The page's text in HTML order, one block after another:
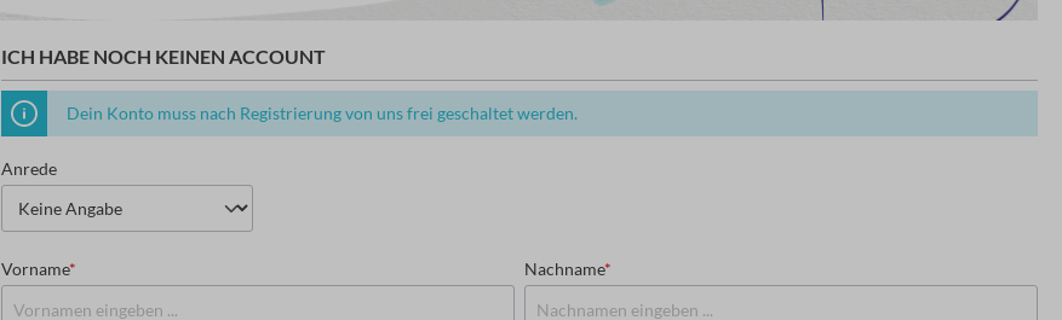
ICH HABE NOCH KEINEN ACCOUNT
Dein Konto muss nach Registrierung von uns frei geschaltet werden.
Anrede
Vorname* Nachname*